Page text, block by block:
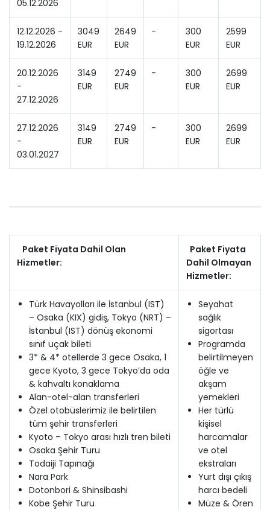
05.12.2026
12.12.2026 -
19.12.2026
3049
EUR
2649
EUR
-
300
EUR
2599
EUR
20.12.2026
-
27.12.2026
3149
EUR
2749
EUR
-
300
EUR
2699
EUR
27.12.2026
-
03.01.2027
3149
EUR
2749
EUR
-
300
EUR
2699
EUR
Paket Fiyata Dahil Olan
Hizmetler:
Paket Fiyata
Dahil Olmayan
Hizmetler:
Türk Havayolları ile İstanbul (IST)
– Osaka (KIX) gidiş, Tokyo (NRT) –
İstanbul (IST) dönüş ekonomi
sınıf uçak bileti
3* & 4* otellerde 3 gece Osaka, 1
gece Kyoto, 3 gece Tokyo’da oda
& kahvaltı konaklama
Alan-otel-alan transferleri
Özel otobüslerimiz ile belirtilen
tüm şehir transferleri
Kyoto – Tokyo arası hızlı tren bileti
Osaka Şehir Turu
Todaiji Tapınağı
Nara Park
Dotonbori & Shinsibashi
Kobe Şehir Turu
Seyahat
sağlık
sigortası
Programda
belirtilmeyen
öğle ve
akşam
yemekleri
Her türlü
kişisel
harcamalar
ve otel
ekstraları
Yurt dışı çıkış
harcı bedeli
Müze & Ören